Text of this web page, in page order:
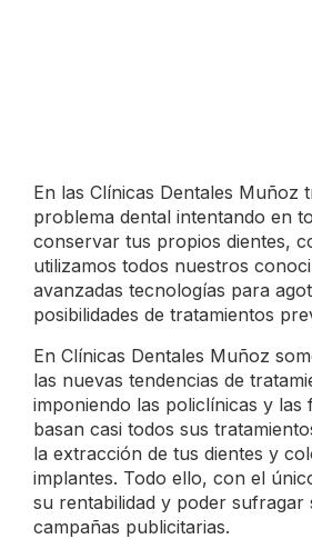
En las Clínicas Dentales Muñoz
problema dental intentando en
conservar tus propios dientes,
utilizamos todos nuestros
avanzadas tecnologías para
posibilidades de tratamientos
En Clínicas Dentales Muñoz
las nuevas tendencias de
imponiendo las policlínicas y las
basan casi todos sus
la extracción de tus dientes y
implantes. Todo ello, con el
su rentabilidad y poder sufragar
campañas publicitarias.